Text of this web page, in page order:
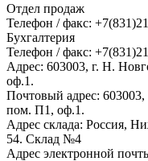
Отдел продаж
Телефон / факс:
Бухгалтерия
Телефон / факс:
Адрес: 603003, г. Н.
оф.1.
Почтовый адрес: 603003,
пом. П1, оф.1.
Адрес склада: Россия,
54. Склад №4
Адрес электронной